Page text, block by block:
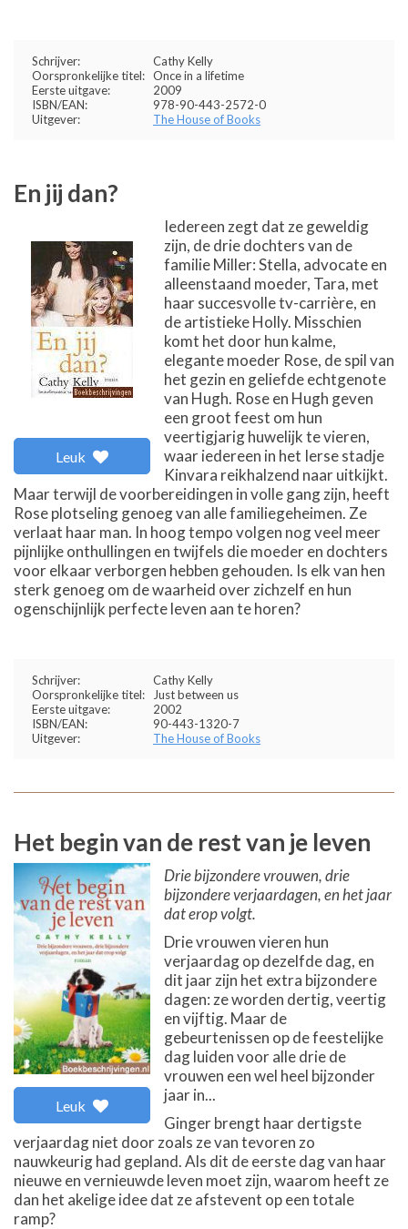
Schrijver:
Cathy Kelly
Oorspronkelijke titel: Once in a lifetime
Eerste uitgave:
2009
ISBN/EAN:
978-90-443-2572-0
Uitgever:
The House of Books
En jij dan?
Leuk
Iedereen zegt dat ze geweldig
zijn, de drie dochters van de
familie Miller: Stella, advocate en
alleenstaand moeder, Tara, met
haar succesvolle tv-carrière, en
de artistieke Holly. Misschien
komt het door hun kalme,
elegante moeder Rose, de spil van
het gezin en geliefde echtgenote
van Hugh. Rose en Hugh geven
een groot feest om hun
veertigjarig huwelijk te vieren,
waar iedereen in het Ierse stadje
Kinvara reikhalzend naar uitkijkt.
Maar terwijl de voorbereidingen in volle gang zijn, heeft
Rose plotseling genoeg van alle familiegeheimen. Ze
verlaat haar man. In hoog tempo volgen nog veel meer
pijnlijke onthullingen en twijfels die moeder en dochters
voor elkaar verborgen hebben gehouden. Is elk van hen
sterk genoeg om de waarheid over zichzelf en hun
ogenschijnlijk perfecte leven aan te horen?
Schrijver:
Cathy Kelly
Oorspronkelijke titel:
Just between us
Eerste uitgave:
2002
ISBN/EAN:
90-443-1320-7
Uitgever:
The House of Books
Het begin van de rest van je leven
Leuk
Drie bijzondere vrouwen, drie
bijzondere verjaardagen, en het jaar
dat erop volgt.
Drie vrouwen vieren hun
verjaardag op dezelfde dag, en
dit jaar zijn het extra bijzondere
dagen: ze worden dertig, veertig
en vijftig. Maar de
gebeurtenissen op de feestelijke
dag luiden voor alle drie de
vrouwen een wel heel bijzonder
jaar in...
Ginger brengt haar dertigste
verjaardag niet door zoals ze van tevoren zo
nauwkeurig had gepland. Als dit de eerste dag van haar
nieuwe en vernieuwde leven moet zijn, waarom heeft ze
dan het akelige idee dat ze afstevent op een totale
ramp?